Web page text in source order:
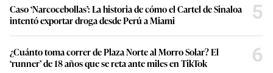
Caso ‘Narcocebollas’: La historia de cómo el Cartel de Sinaloa
intentó exportar droga desde Perú a Miami
5
¿Cuánto toma correr de Plaza Norte al Morro Solar? El
‘runner’ de 18 años que se reta ante miles en TikTok
6